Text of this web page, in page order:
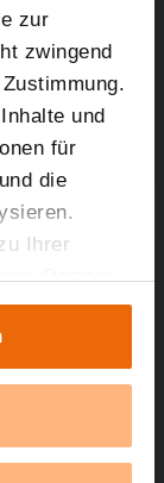
zur
zwingend
und
für
die
Ihrer
Partner
weiter.
die sie im
einem